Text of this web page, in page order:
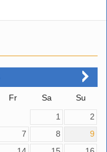
Fr Sa Su
1
2
7 8
9